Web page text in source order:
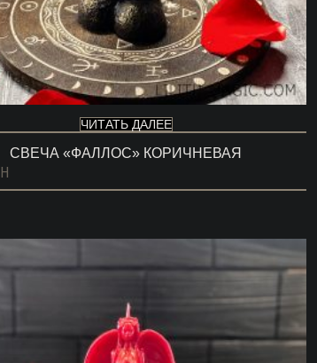
ЧИТАТЬ ДАЛЕЕ
СВЕЧА «ФАЛЛОС» КОРИЧНЕВАЯ